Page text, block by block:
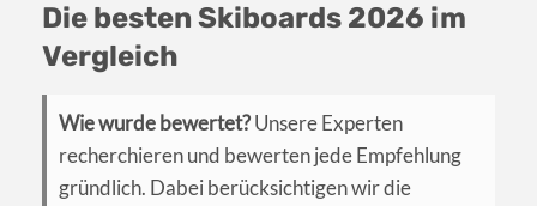
Die besten Skiboards 2026 im
Vergleich
Wie wurde bewertet?Unsere Experten
recherchieren und bewerten jede Empfehlung
gründlich. Dabei berücksichtigen wir die